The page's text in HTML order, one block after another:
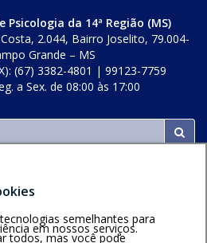
Psicologia da 14ª Região (MS)
2.044, Bairro Joselito, 79.004-
Grande – MS
(67) 3382-4801 | 99123-7759
a Sex. de 08:00 às 17:00
semelhantes para
em nossos serviços.
todos, mas você pode